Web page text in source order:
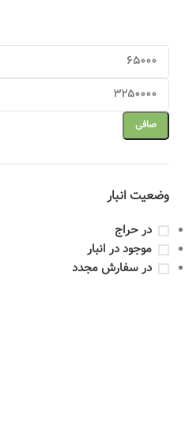
صافی
وضعیت انبار
در حراج
موجود در انبار
در سفارش مجدد